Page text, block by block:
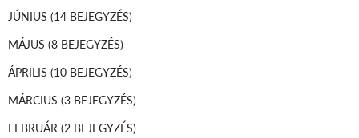
JÚNIUS (14 BEJEGYZÉS)
MÁJUS (8 BEJEGYZÉS)
ÁPRILIS (10 BEJEGYZÉS)
MÁRCIUS (3 BEJEGYZÉS)
FEBRUÁR (2 BEJEGYZÉS)